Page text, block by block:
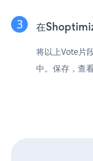
在
将以上Vote片
中。保存，查